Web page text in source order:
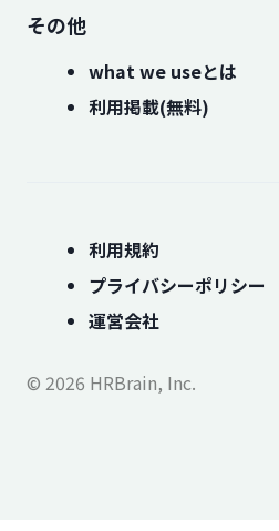
その他
what we useとは
利用掲載(無料)
利用規約
プライバシーポリシー
運営会社
© 2026 HRBrain, Inc.